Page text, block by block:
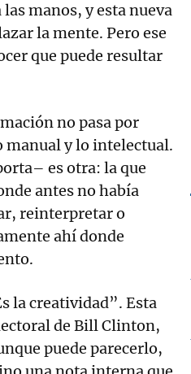
manos, y esta nueva
la mente. Pero ese
que puede resultar
no pasa por
manual y lo intelectual.
es otra: la que
antes no había
reinterpretar o
ahí donde
la creatividad”. Esta
de Bill Clinton,
puede parecerlo,